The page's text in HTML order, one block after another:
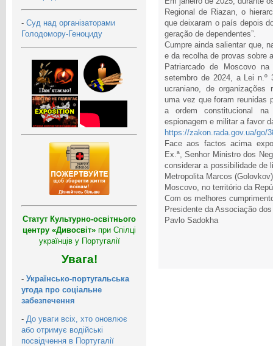
- Суд над організаторами
Голодомору-Геноциду
Статут Культурно-освітнього
центру «Дивосвіт» при Спілці
українців у Португалії
Увага!
- Українсько-португальська
угода про соціальне
забезпечення
- До уваги всіх, хто оновлює
або отримує водійські
посвідчення в Португалії
Regional de Riazan, o
que deixaram o país depois
geração de dependentes”.
Cumpre ainda salientar que,
e da recolha de provas sobre
Patriarcado de Moscovo
setembro de 2024, a Lei n.º
ucraniano, de organizações
uma vez que foram reunidas
a ordem constitucional
espionagem e militar a favor
https://zakon.rada.gov.ua/go/
Face aos factos acima
Ex.ª, Senhor Ministro dos
considerar a possibilidade de
Metropolita Marcos
Moscovo, no território da
Com os melhores
Presidente da Associação
Pavlo Sadokha